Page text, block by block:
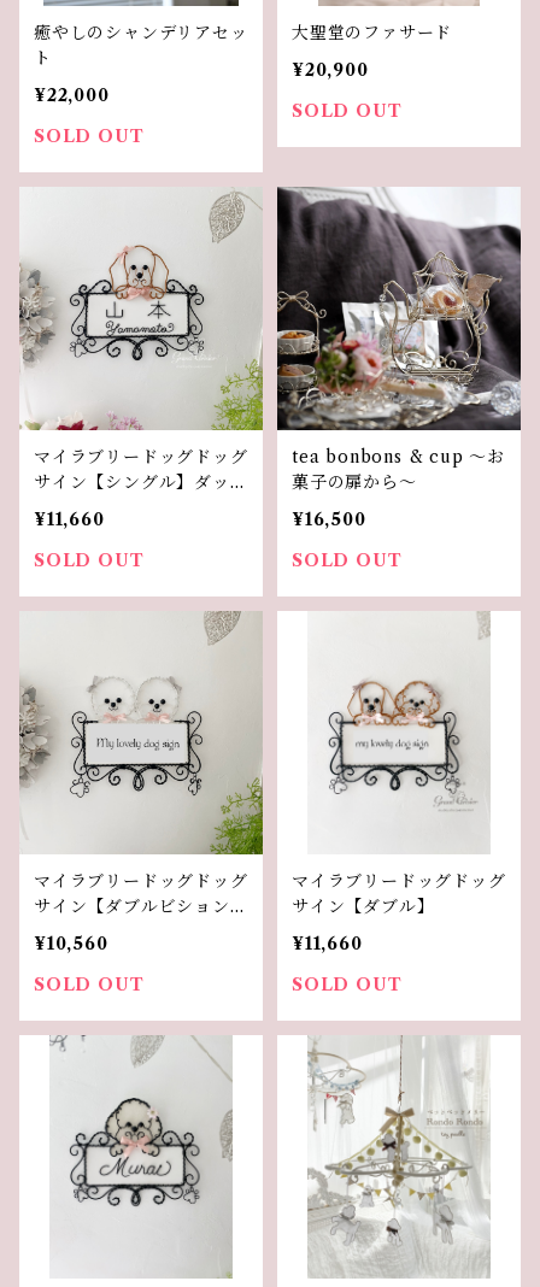
癒やしのシャンデリアセッ
ト
¥22,000
SOLD OUT
大聖堂のファサード
¥20,900
SOLD OUT
マイラブリードッグドッグ
サイン【シングル】ダック
ス
¥11,660
SOLD OUT
tea bonbons & cup 〜お
菓子の扉から〜
¥16,500
SOLD OUT
マイラブリードッグドッグ
サイン【ダブルビションフ
リーゼ】
¥10,560
SOLD OUT
マイラブリードッグドッグ
サイン【ダブル】
¥11,660
SOLD OUT